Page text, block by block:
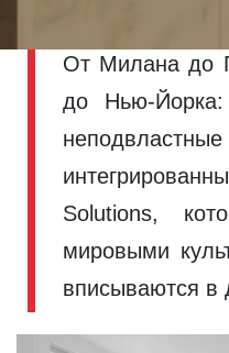
в домах
От Милана до
до Нью-
Solutions,
мировыми
вписываются в